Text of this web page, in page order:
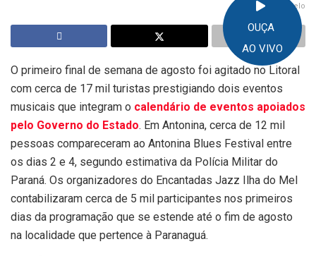
OUÇA
AO VIVO
Foto: Wagner Melo
O primeiro final de semana de agosto foi agitado no Litoral
com cerca de 17 mil turistas prestigiando dois eventos
musicais que integram o calendário de eventos apoiados
pelo Governo do Estado. Em Antonina, cerca de 12 mil
pessoas compareceram ao Antonina Blues Festival entre
os dias 2 e 4, segundo estimativa da Polícia Militar do
Paraná. Os organizadores do Encantadas Jazz Ilha do Mel
contabilizaram cerca de 5 mil participantes nos primeiros
dias da programação que se estende até o fim de agosto
na localidade que pertence à Paranaguá.